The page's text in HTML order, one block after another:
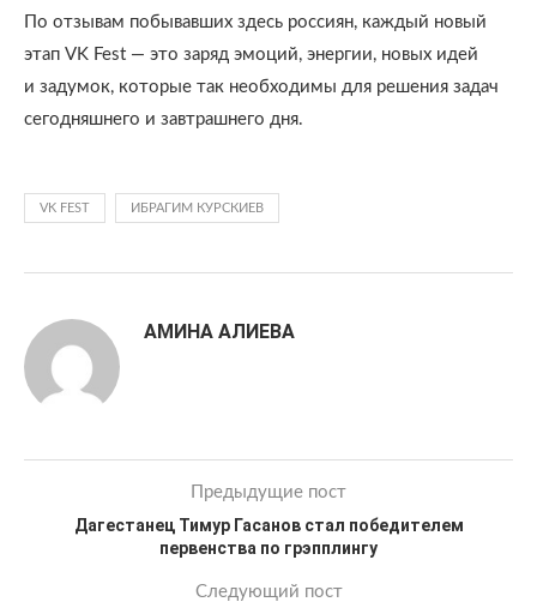
По отзывам побывавших здесь россиян, каждый новый
этап VK Fest — это заряд эмоций, энергии, новых идей
и задумок, которые так необходимы для решения задач
сегодняшнего и завтрашнего дня.
VK FEST ИБРАГИМ КУРСКИЕВ
АМИНА АЛИЕВА
Предыдущие пост
Дагестанец Тимур Гасанов стал победителем
первенства по грэпплингу
Следующий пост